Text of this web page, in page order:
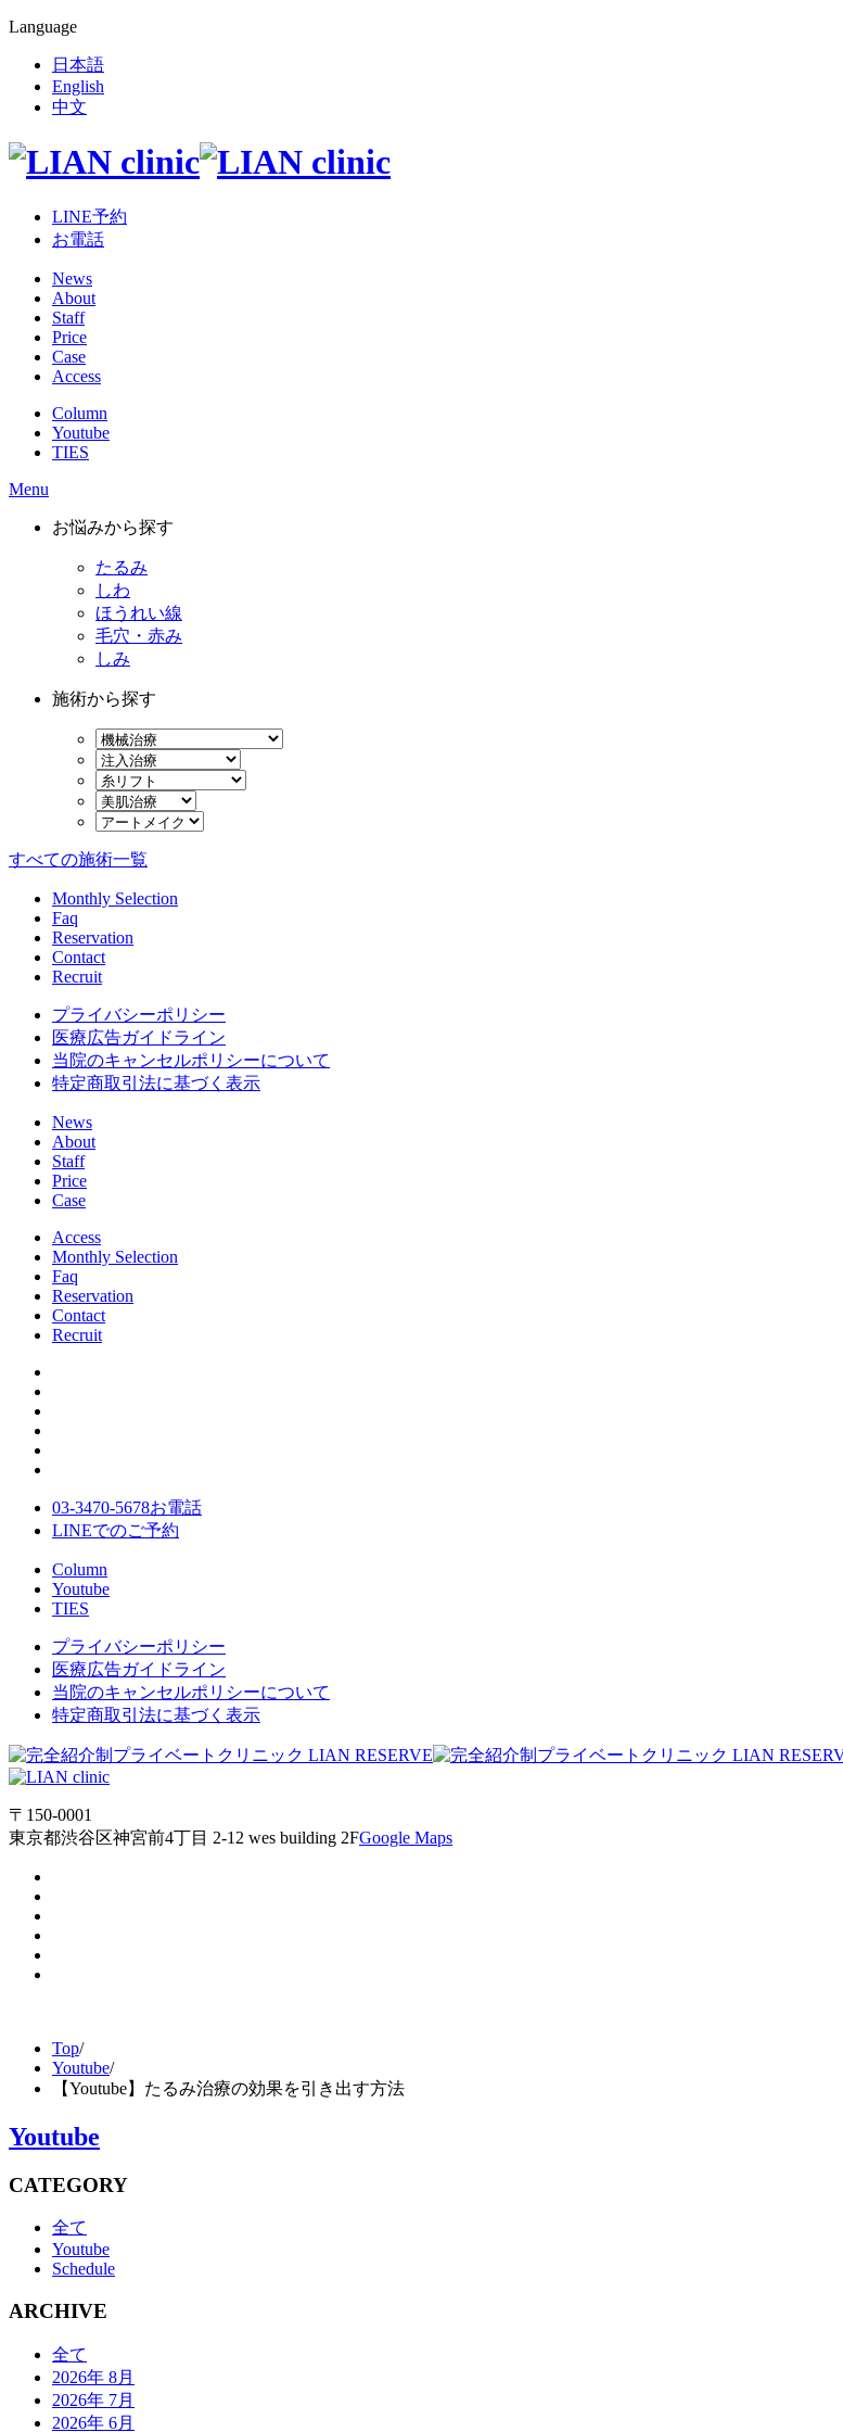
Language
日本語
English
中文
LINE予約
お電話
News
About
Staff
Price
Case
Access
Column
Youtube
TIES
Menu
お悩みから探す
たるみ
しわ
ほうれい線
毛穴・赤み
しみ
施術から探す
すべての施術一覧
Monthly Selection
Faq
Reservation
Contact
Recruit
プライバシーポリシー
医療広告ガイドライン
当院のキャンセルポリシーについて
特定商取引法に基づく表示
News
About
Staff
Price
Case
Access
Monthly Selection
Faq
Reservation
Contact
Recruit
03-3470-5678お電話
LINEでのご予約
Column
Youtube
TIES
プライバシーポリシー
医療広告ガイドライン
当院のキャンセルポリシーについて
特定商取引法に基づく表示
〒150-0001
東京都渋谷区神宮前4丁目 2-12 wes building 2FGoogle Maps
Top/
Youtube/
【Youtube】たるみ治療の効果を引き出す方法
Youtube
CATEGORY
全て
Youtube
Schedule
ARCHIVE
全て
2026年 8月
2026年 7月
2026年 6月